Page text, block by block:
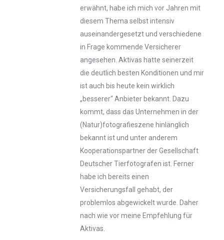
erwähnt, habe ich mich vor Jahren mit
diesem Thema selbst intensiv
auseinandergesetzt und verschiedene
in Frage kommende Versicherer
angesehen. Aktivas hatte seinerzeit
die deutlich besten Konditionen und mir
ist auch bis heute kein wirklich
„besserer“ Anbieter bekannt. Dazu
kommt, dass das Unternehmen in der
(Natur)fotografieszene hinlänglich
bekannt ist und unter anderem
Kooperationspartner der Gesellschaft
Deutscher Tierfotografen ist. Ferner
habe ich bereits einen
Versicherungsfall gehabt, der
problemlos abgewickelt wurde. Daher
nach wie vor meine Empfehlung für
Aktivas.